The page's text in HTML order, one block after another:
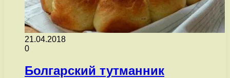
21.04.2018
0
Болгарский тутманник